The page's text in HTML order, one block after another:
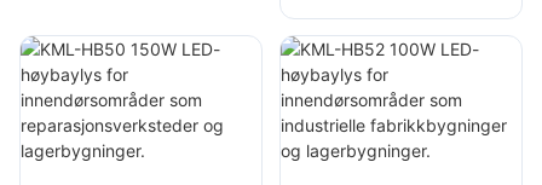
belysning i
fabrikker,
lagerbygninger osv.
LED industri- og
gruvebelysning for
innendørsområder
som
treningsstudioer og